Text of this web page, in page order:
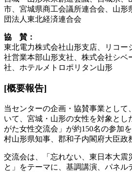
市、宮城県商工会議所連合会、山形
団法人東北経済連合会
協 賛：
東北電力株式会社山形支店、リコー
社営業本部山形支社、株式会社シベ
社、ホテルメトロポリタン山形
[概要報告]
当センターの企画・協賛事業として
いて、宮城・山形の女性を対象とし
がた女性交流会」が約150名の参加
村山形県知事、郡和子内閣府大臣政
交流会は、「忘れない、東日本大震
と」をテーマに、基調講演、パネル